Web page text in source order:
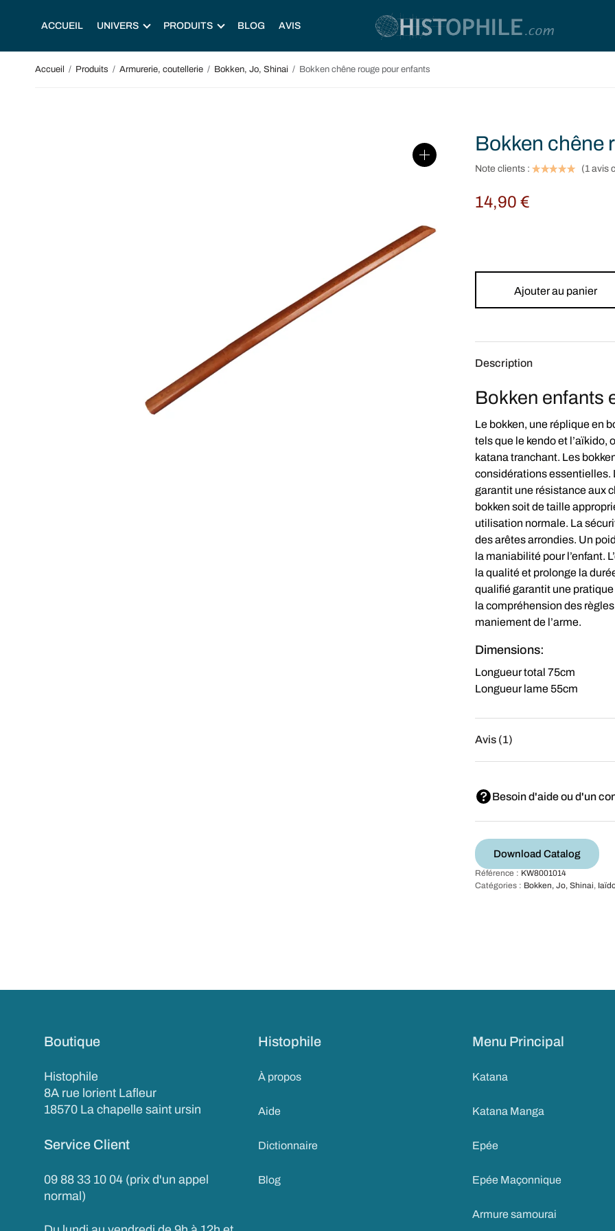
ACCUEIL UNIVERS PRODUITS BLOG AVIS
Accueil / Produits / Armurerie, coutellerie / Bokken, Jo, Shinai / Bokken chêne rouge pour enfants
Bokken chêne
Note clients : (1 avis
14,90€
Ajouter au panier
Description
Bokken enfants
Le bokken, une réplique en
tels que le kendo et l’aïkido,
katana tranchant. Les
considérations essentielles.
garantit une résistance aux
bokken soit de taille
utilisation normale. La
des arêtes arrondies. Un
la maniabilité pour l’enfant.
la qualité et prolonge la
qualifié garantit une
la compréhension des
maniement de l’arme.
Dimensions:
Longueur total 75cm
Longueur lame 55cm
Avis (1)
Besoin d'aide ou d'un
Download Catalog
Référence : KW8001014
Catégories : Bokken, Jo, Shinai,
Boutique
Histophile
8A rue lorient Lafleur
18570 La chapelle saint ursin
Service Client
09 88 33 10 04 (prix d'un appel
normal)
Histophile
À propos
Aide
Dictionnaire
Blog
Menu Principal
Katana
Katana Manga
Epée
Epée Maçonnique
Armure samourai